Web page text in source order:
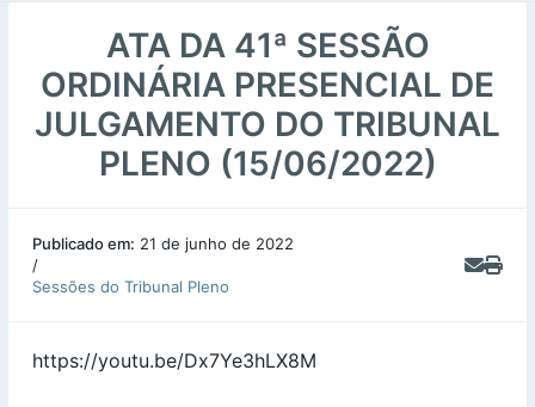
ATA DA 41ª SESSÃO
ORDINÁRIA PRESENCIAL DE
JULGAMENTO DO TRIBUNAL
PLENO (15/06/2022)
Publicado em: 21 de junho de 2022
/
Sessões do Tribunal Pleno
https://youtu.be/Dx7Ye3hLX8M